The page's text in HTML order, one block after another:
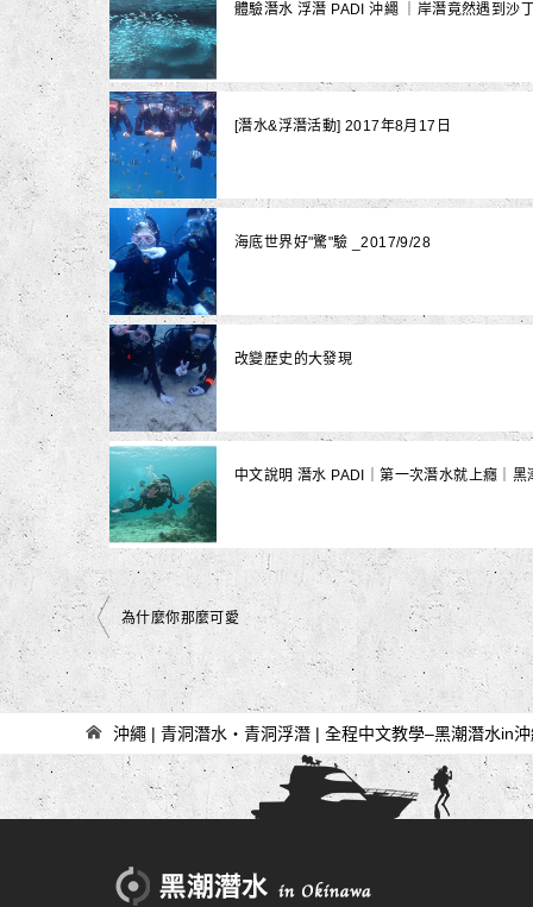
體驗潛水 浮潛 PADI 沖繩 ｜岸潛竟然遇到沙
[潛水&浮潛活動] 2017年8月17日
海底世界好"驚"驗 _2017/9/28
改變歷史的大發現
中文說明 潛水 PADI｜第一次潛水就上癮｜黑
文
章
導
覽
為什麼你那麼可愛
沖繩 | 青洞潛水・青洞浮潛 | 全程中文教學–黑潮潛水in